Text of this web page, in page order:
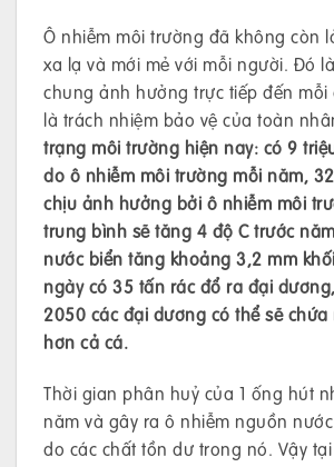
Ô nhiễm môi trường đã không còn
xa lạ và mới mẻ với mỗi người. Đó
chung ảnh hưởng trực tiếp đến mỗi
là trách nhiệm bảo vệ của toàn
trạng môi trường hiện nay: có 9
do ô nhiễm môi trường mỗi năm,
chịu ảnh hưởng bởi ô nhiễm môi
trung bình sẽ tăng 4 độ C trước
nước biển tăng khoảng 3,2 mm
ngày có 35 tấn rác đổ ra đại
2050 các đại dương có thể sẽ
hơn cả cá.
Thời gian phân huỷ của 1 ống hút
năm và gây ra ô nhiễm nguồn
do các chất tồn dư trong nó. Vậy